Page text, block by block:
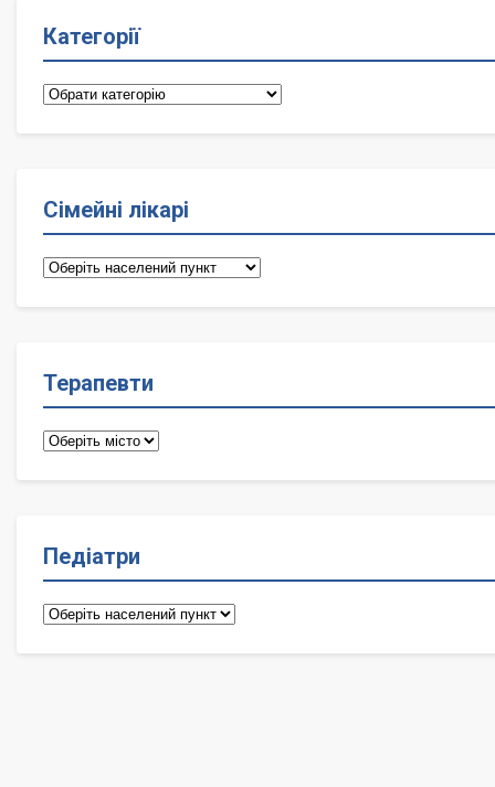
Категорії
Категорії
Сімейні лікарі
Сімейні
Терапевти
Терапевти
Педіатри
Педіатри